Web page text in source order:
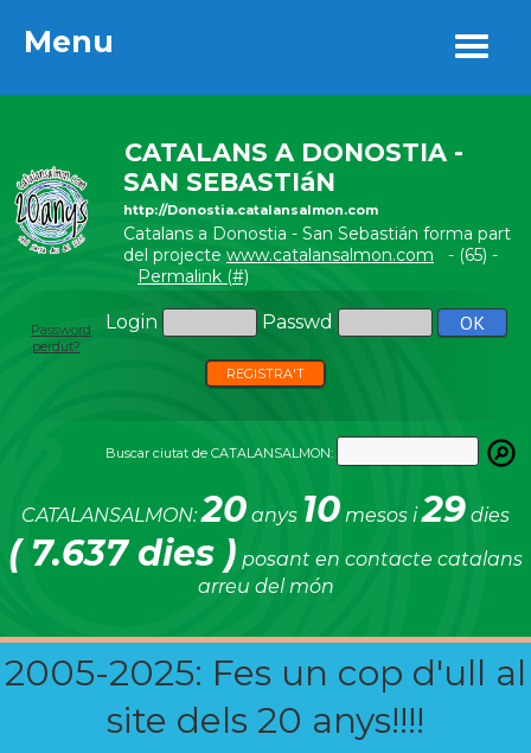
Menu
CATALANS A DONOSTIA -
SAN SEBASTIáN
http://Donostia.catalansalmon.com
Catalans a Donostia - San Sebastián forma part
del projecte www.catalansalmon.com - (65) -
Permalink (#)
Login Passwd
Password
perdut?
REGISTRA'T
Buscar ciutat de CATALANSALMON:
CATALANSALMON:20 anys 10 mesos i29 dies
( 7.637 dies ) posant en contacte catalans
arreu del món
2005-2025: Fes un cop d'ull al
site dels 20 anys!!!!
Menu